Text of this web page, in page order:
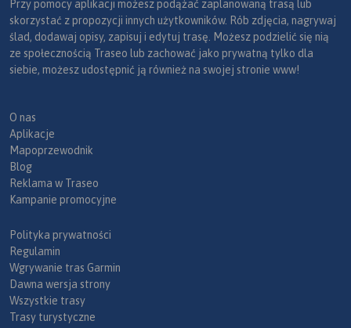
Przy pomocy aplikacji możesz podążać zaplanowaną trasą lub
skorzystać z propozycji innych użytkowników. Rób zdjęcia, nagrywaj
ślad, dodawaj opisy, zapisuj i edytuj trasę. Możesz podzielić się nią
ze społecznością Traseo lub zachować jako prywatną tylko dla
siebie, możesz udostępnić ją również na swojej stronie www!
O nas
Aplikacje
Mapoprzewodnik
Blog
Reklama w Traseo
Kampanie promocyjne
Polityka prywatności
Regulamin
Wgrywanie tras Garmin
Dawna wersja strony
Wszystkie trasy
Trasy turystyczne